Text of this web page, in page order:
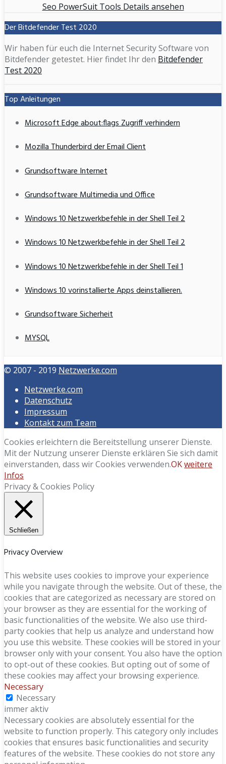
Seo PowerSuit Tools Details ansehen
Der Bitdefender Test 2020
Wir haben für euch die Internet Security Software von
Bitdefender getestet. Hier findet Ihr den Bitdefender
Test 2020
Top Anleitungen
Microsoft Edge about:flags Zugriff verhindern
Mozilla Thunderbird der Email Client
Grundsoftware Internet
Grundsoftware Multimedia und Office
Windows 10 Netzwerkbefehle in der Shell Teil 2
Windows 10 Netzwerkbefehle in der Shell Teil 2
Windows 10 Netzwerkbefehle in der Shell Teil 1
Windows 10 vorinstallierte Apps deinstallieren.
Grundsoftware Sicherheit
MYSQL
© 2007 - 2019 Netzwerke.com
Netzwerke.com
Datenschutz
Impressum
Kontakt zum Team
Cookies erleichtern die Bereitstellung unserer Dienste.
Mit der Nutzung unserer Dienste erklären Sie sich damit
einverstanden, dass wir Cookies verwenden.OKweitere
Infos
Privacy & Cookies Policy
Schließen
Privacy Overview
This website uses cookies to improve your experience
while you navigate through the website. Out of these, the
cookies that are categorized as necessary are stored on
your browser as they are essential for the working of
basic functionalities of the website. We also use third-
party cookies that help us analyze and understand how
you use this website. These cookies will be stored in your
browser only with your consent. You also have the option
to opt-out of these cookies. But opting out of some of
these cookies may affect your browsing experience.
Necessary
Necessary
immer aktiv
Necessary cookies are absolutely essential for the
website to function properly. This category only includes
cookies that ensures basic functionalities and security
features of the website. These cookies do not store any